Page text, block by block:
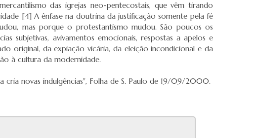
das igrejas neo-pentecostais, que vêm tirando
[4] A ênfase na doutrina da justificação somente pela fé
mas porque o protestantismo mudou. São poucos os
subjetivas, avivamentos emocionais, respostas a apelos e
original, da expiação vicária, da eleição incondicional e da
à cultura da modernidade.
cria novas indulgências", Folha de S. Paulo de 19/09/2000.